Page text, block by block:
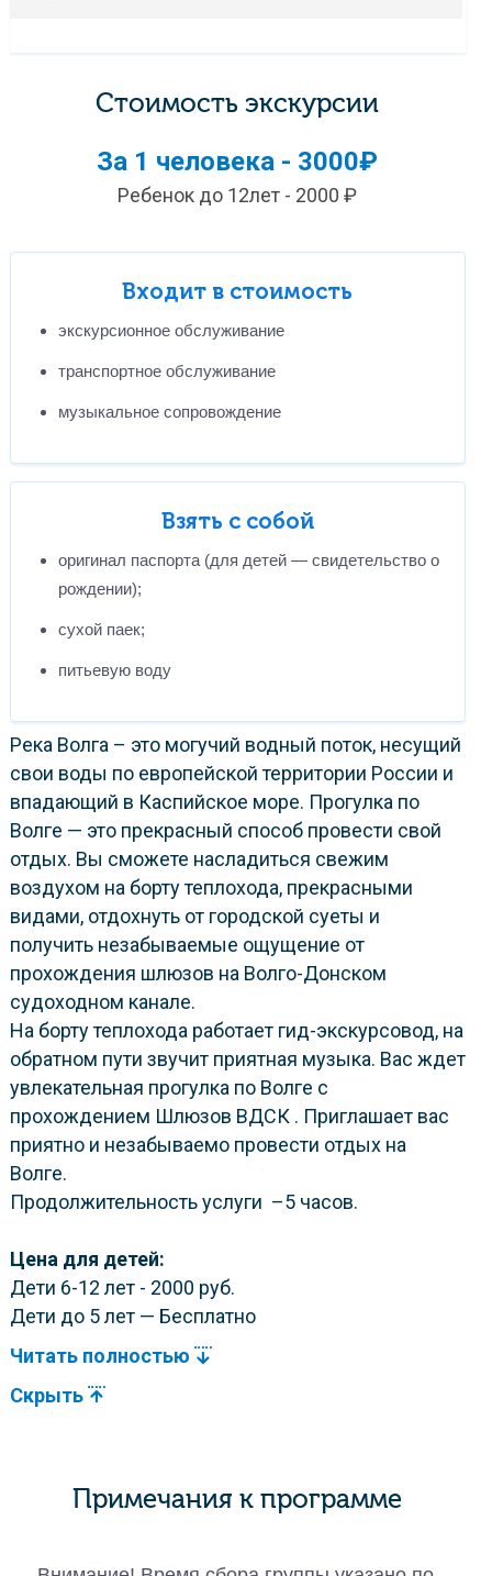
Стоимость экскурсии
За 1 человека - 3000₽
Ребенок до 12лет - 2000 ₽
Входит в стоимость
экскурсионное обслуживание
транспортное обслуживание
музыкальное сопровождение
Взять с собой
оригинал паспорта (для детей — свидетельство о
рождении);
сухой паек;
питьевую воду
Река Волга – это могучий водный поток, несущий
свои воды по европейской территории России и
впадающий в Каспийское море. Прогулка по
Волге — это прекрасный способ провести свой
отдых. Вы сможете насладиться свежим
воздухом на борту теплохода, прекрасными
видами, отдохнуть от городской суеты и
получить незабываемые ощущение от
прохождения шлюзов на Волго-Донском
судоходном канале.
На борту теплохода работает гид-экскурсовод, на
обратном пути звучит приятная музыка. Вас ждет
увлекательная прогулка по Волге с
прохождением Шлюзов ВДСК . Приглашает вас
приятно и незабываемо провести отдых на
Волге.
Продолжительность услуги –5 часов.
Цена для детей:
Дети 6-12 лет - 2000 руб.
Дети до 5 лет — Бесплатно
Читать полностью
Скрыть
Примечания к программе